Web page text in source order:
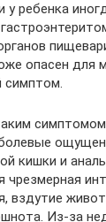
у ребенка
опасен для
симптом.
кишки и
вздутие
Из-за